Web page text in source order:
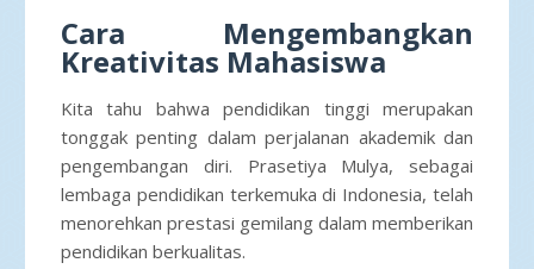
Cara Mengembangkan
Kreativitas Mahasiswa
Kita tahu bahwa pendidikan tinggi merupakan
tonggak penting dalam perjalanan akademik dan
pengembangan diri. Prasetiya Mulya, sebagai
lembaga pendidikan terkemuka di Indonesia, telah
menorehkan prestasi gemilang dalam memberikan
pendidikan berkualitas.